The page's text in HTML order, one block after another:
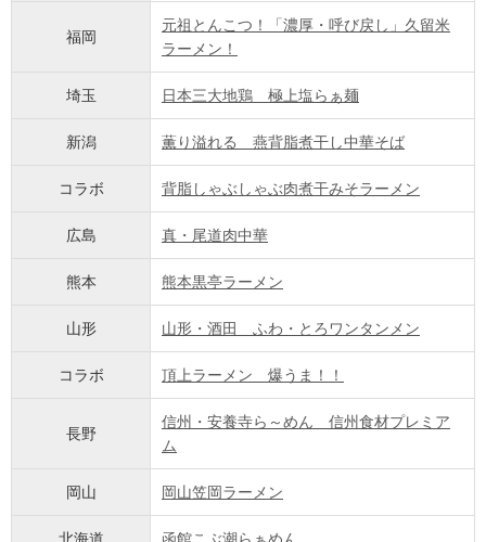
福岡
元祖とんこつ！「濃厚・呼び戻し」久留米
ラーメン！
埼玉 日本三大地鶏 極上塩らぁ麺
新潟 薫り溢れる 燕背脂煮干し中華そば
コラボ 背脂しゃぶしゃぶ肉煮干みそラーメン
広島 真・尾道肉中華
熊本 熊本黒亭ラーメン
山形 山形・酒田 ふわ・とろワンタンメン
コラボ 頂上ラーメン 爆うま！！
長野
信州・安養寺ら～めん 信州食材プレミア
ム
岡山 岡山笠岡ラーメン
北海道 函館こぶ潮らぁめん